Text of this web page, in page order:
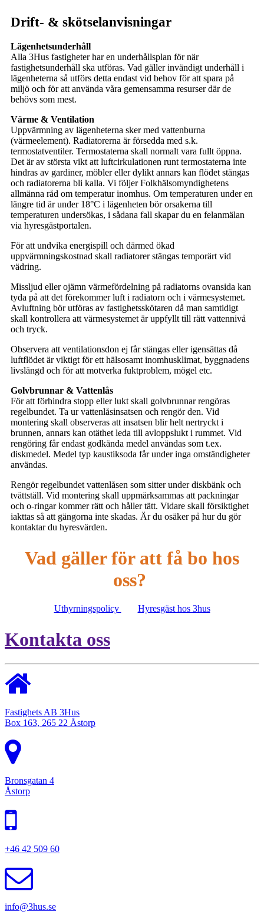
Drift- & skötselanvisningar
Lägenhetsunderhåll
Alla 3Hus fastigheter har en underhållsplan för när
fastighetsunderhåll ska utföras. Vad gäller invändigt underhåll i
lägenheterna så utförs detta endast vid behov för att spara på
miljö och för att använda våra gemensamma resurser där de
behövs som mest.
Värme & Ventilation
Uppvärmning av lägenheterna sker med vattenburna
(värmeelement). Radiatorerna är försedda med s.k.
termostatventiler. Termostaterna skall normalt vara fullt öppna.
Det är av största vikt att luftcirkulationen runt termostaterna inte
hindras av gardiner, möbler eller dylikt annars kan flödet stängas
och radiatorerna bli kalla. Vi följer Folkhälsomyndighetens
allmänna råd om temperatur inomhus. Om temperaturen under en
längre tid är under 18°C i lägenheten bör orsakerna till
temperaturen undersökas, i sådana fall skapar du en felanmälan
via hyresgästportalen.
För att undvika energispill och därmed ökad
uppvärmningskostnad skall radiatorer stängas temporärt vid
vädring.
Missljud eller ojämn värmefördelning på radiatorns ovansida kan
tyda på att det förekommer luft i radiatorn och i värmesystemet.
Avluftning bör utföras av fastighetsskötaren då man samtidigt
skall kontrollera att värmesystemet är uppfyllt till rätt vattennivå
och tryck.
Observera att ventilationsdon ej får stängas eller igensättas då
luftflödet är viktigt för ett hälsosamt inomhusklimat, byggnadens
livslängd och för att motverka fuktproblem, mögel etc.
Golvbrunnar & Vattenlås
För att förhindra stopp eller lukt skall golvbrunnar rengöras
regelbundet. Ta ur vattenlåsinsatsen och rengör den. Vid
montering skall observeras att insatsen blir helt nertryckt i
brunnen, annars kan otäthet leda till avloppslukt i rummet. Vid
rengöring får endast godkända medel användas som t.ex.
diskmedel. Medel typ kaustiksoda får under inga omständigheter
användas.
Rengör regelbundet vattenlåsen som sitter under diskbänk och
tvättställ. Vid montering skall uppmärksammas att packningar
och o-ringar kommer rätt och håller tätt. Vidare skall försiktighet
iakttas så att gängorna inte skadas. Är du osäker på hur du gör
kontaktar du hyresvärden.
Vad gäller för att få bo hos
oss?
Uthyrningspolicy Hyresgäst hos 3hus
Kontakta oss
Fastighets AB 3Hus
Box 163, 265 22 Åstorp
Bronsgatan 4
Åstorp
+46 42 509 60
info@3hus.se